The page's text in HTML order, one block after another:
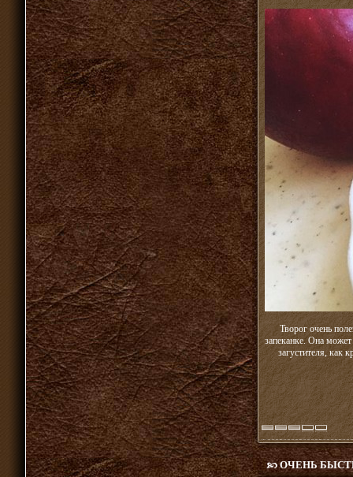
Творог очень
запеканке. Она
загустителя, как
ОЧЕНЬ